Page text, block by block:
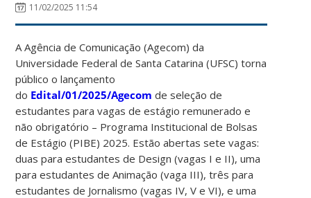
11/02/2025 11:54
A Agência de Comunicação (Agecom) da
Universidade Federal de Santa Catarina (UFSC) torna
público o lançamento
do Edital/01/2025/Agecom de seleção de
estudantes para vagas de estágio remunerado e
não obrigatório – Programa Institucional de Bolsas
de Estágio (PIBE) 2025. Estão abertas sete vagas:
duas para estudantes de Design (vagas I e II), uma
para estudantes de Animação (vaga III), três para
estudantes de Jornalismo (vagas IV, V e VI), e uma